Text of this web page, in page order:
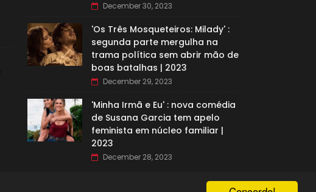
December 30, 2023
'Os Três Mosqueteiros: Milady' :
segunda parte mergulha na
trama política sem abrir mão de
boas batalhas | 2023
December 29, 2023
'Minha Irmã e Eu' : nova comédia
de Susana Garcia tem apelo
feminista em núcleo familiar |
2023
December 28, 2023